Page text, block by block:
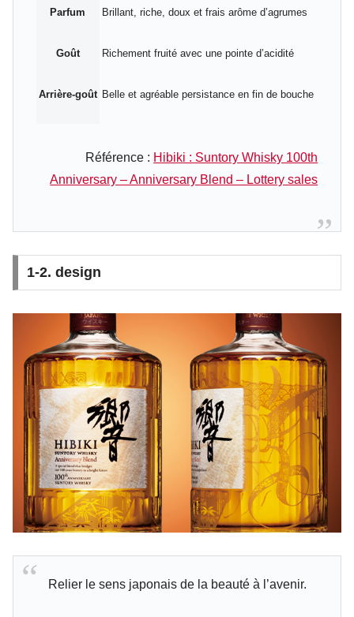
Parfum Brillant, riche, doux et frais arôme d’agrumes
Goût Richement fruité avec une pointe d’acidité
Arrière-goût Belle et agréable persistance en fin de bouche
Référence : Hibiki : Suntory Whisky 100th
Anniversary – Anniversary Blend – Lottery sales
1-2. design
Relier le sens japonais de la beauté à l’avenir.